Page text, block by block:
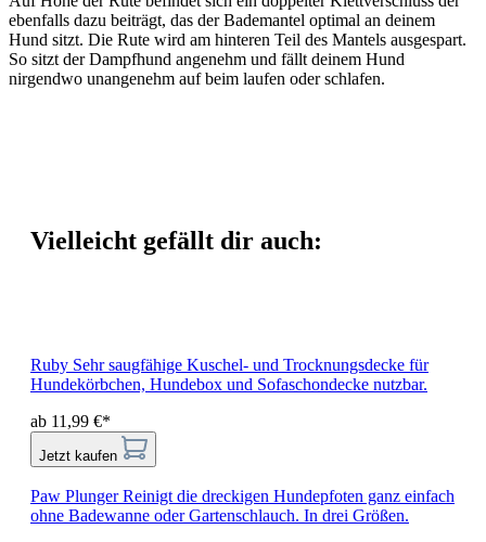
ebenfalls dazu beiträgt, das der Bademantel optimal an deinem
Hund sitzt. Die Rute wird am hinteren Teil des Mantels ausgespart.
So sitzt der Dampfhund angenehm und fällt deinem Hund
nirgendwo unangenehm auf beim laufen oder schlafen.
Vielleicht gefällt dir auch:
Ruby Sehr saugfähige Kuschel- und Trocknungsdecke für
Hundekörbchen, Hundebox und Sofaschondecke nutzbar.
ab 11,99 €*
Jetzt kaufen
Paw Plunger Reinigt die dreckigen Hundepfoten ganz einfach
ohne Badewanne oder Gartenschlauch. In drei Größen.